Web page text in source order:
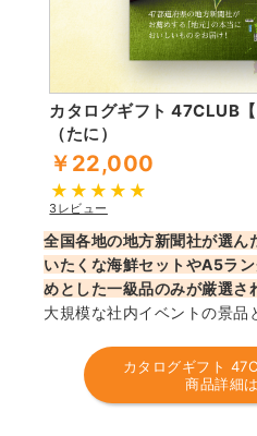
カタログギフト 47CLUB
（たに）
￥22,000
3レビュー
全国各地の地方新聞社が選ん
いたくな海鮮セットやA5ラ
めとした一級品のみが厳選さ
大規模な社内イベントの景品
カタログギフト
商品詳細